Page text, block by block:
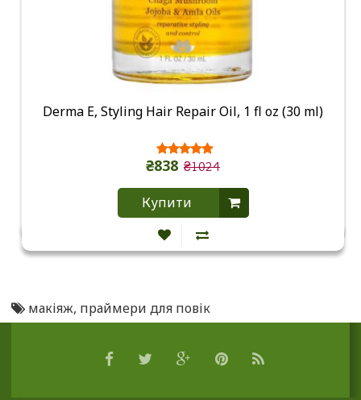
Derma E, Styling Hair Repair Oil, 1 fl oz (30 ml)
₴838 ₴1024
Купити
макіяж, праймери для повік